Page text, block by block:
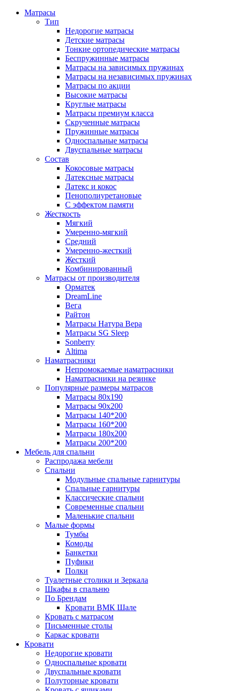
Матрасы
Тип
Недорогие матрасы
Детские матрасы
Тонкие ортопедические матрасы
Беспружинные матрасы
Матрасы на зависимых пружинах
Матрасы на независимых пружинах
Матрасы по акции
Высокие матрасы
Круглые матрасы
Матрасы премиум класса
Скрученные матрасы
Пружинные матрасы
Односпальные матрасы
Двуспальные матрасы
Состав
Кокосовые матрасы
Латексные матрасы
Латекс и кокос
Пенополиуретановые
С эффектом памяти
Жесткость
Мягкий
Умеренно-мягкий
Средний
Умеренно-жесткий
Жесткий
Комбинированный
Матрасы от производителя
Орматек
DreamLine
Вега
Райтон
Матрасы Натура Вера
Матрасы SG Sleep
Sonberry
Altima
Наматрасники
Непромокаемые наматрасники
Наматрасники на резинке
Популярные размеры матрасов
Матрасы 80x190
Матрасы 90x200
Матрасы 140*200
Матрасы 160*200
Матрасы 180x200
Матрасы 200*200
Мебель для спальни
Распродажа мебели
Спальни
Модульные спальные гарнитуры
Спальные гарнитуры
Классические спальни
Современные спальни
Маленькие спальни
Малые формы
Тумбы
Комоды
Банкетки
Пуфики
Полки
Туалетные столики и Зеркала
Шкафы в спальню
По Брендам
Кровати ВМК Шале
Кровать с матрасом
Письменные столы
Каркас кровати
Кровати
Недорогие кровати
Односпальные кровати
Двуспальные кровати
Полуторные кровати